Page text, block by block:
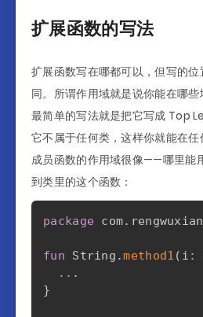
扩展函数的写法
扩展函数写在哪都可以，但写的
同。所谓作用域就是说你能在哪些
最简单的写法就是把它写成 Top
它不属于任何类，这样你就能在
成员函数的作用域很像——哪里能
到类里的这个函数：
package com. rengwuxian
fun String .method1 ( i :
.. .
}